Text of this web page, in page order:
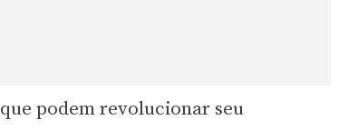
que podem revolucionar seu